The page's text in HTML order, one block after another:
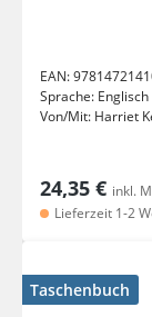
EAN:
Sprache: Englisch
Von/Mit: Harriet
24,35 € inkl.
Lieferzeit 1-2
Taschenbuch